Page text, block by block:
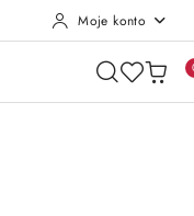
Moje konto